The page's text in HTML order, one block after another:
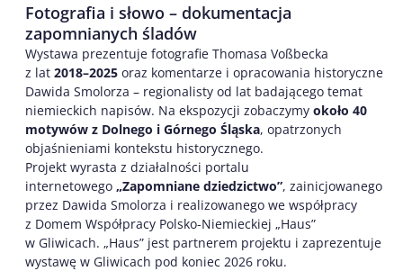
Fotografia i słowo – dokumentacja
zapomnianych śladów
Wystawa prezentuje fotografie Thomasa Voßbecka
z lat 2018–2025 oraz komentarze i opracowania historyczne
Dawida Smolorza – regionalisty od lat badającego temat
niemieckich napisów. Na ekspozycji zobaczymy około 40
motywów z Dolnego i Górnego Śląska, opatrzonych
objaśnieniami kontekstu historycznego.
Projekt wyrasta z działalności portalu
internetowego „Zapomniane dziedzictwo”, zainicjowanego
przez Dawida Smolorza i realizowanego we współpracy
z Domem Współpracy Polsko-Niemieckiej „Haus”
w Gliwicach. „Haus” jest partnerem projektu i zaprezentuje
wystawę w Gliwicach pod koniec 2026 roku.